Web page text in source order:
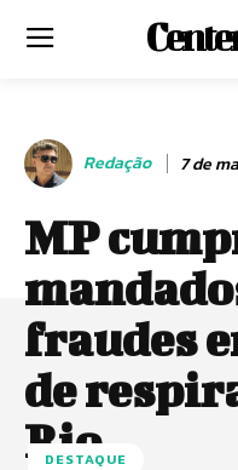
Redação 7 de
MP
fraudes
de
Rio
DESTAQUE